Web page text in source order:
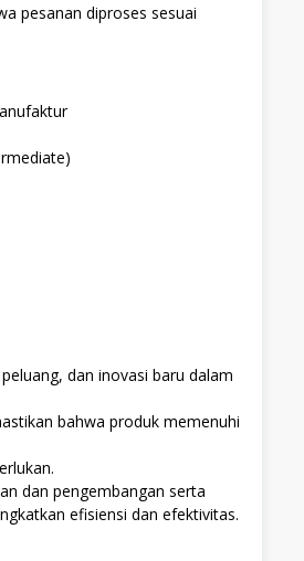
pesanan diproses sesuai
dan inovasi baru dalam
bahwa produk memenuhi
dan pengembangan serta
efisiensi dan efektivitas.